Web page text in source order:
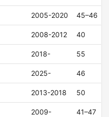
2005-2020 45–46
2008-2012 40
2018- 55
2025- 46
2013-2018 50
2009- 41–47